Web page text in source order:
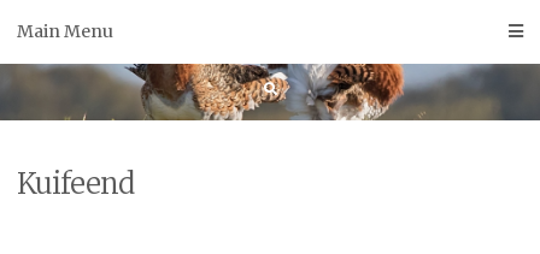
Main Menu
Kuifeend